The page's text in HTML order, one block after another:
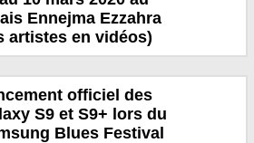
Ennejma Ezzahra
artistes en vidéos)
officiel des
S9 et S9+ lors du
Blues Festival